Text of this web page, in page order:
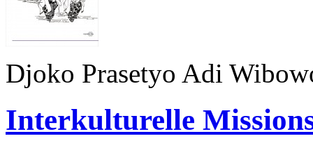
Djoko Prasetyo Adi
Interkulturelle